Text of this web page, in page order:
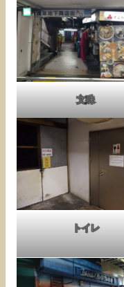
文殊
トイレ